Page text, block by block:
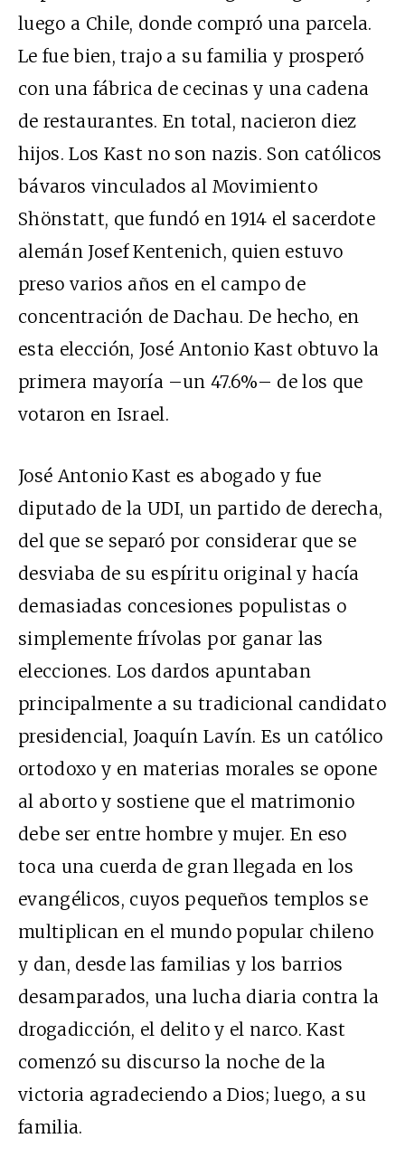
luego a Chile, donde compró una parcela.
Le fue bien, trajo a su familia y prosperó
con una fábrica de cecinas y una cadena
de restaurantes. En total, nacieron diez
hijos. Los Kast no son nazis. Son católicos
bávaros vinculados al Movimiento
Shönstatt, que fundó en 1914 el sacerdote
alemán Josef Kentenich, quien estuvo
preso varios años en el campo de
concentración de Dachau. De hecho, en
esta elección, José Antonio Kast obtuvo la
primera mayoría –un 47.6%– de los que
votaron en Israel.
José Antonio Kast es abogado y fue
diputado de la UDI, un partido de derecha,
del que se separó por considerar que se
desviaba de su espíritu original y hacía
demasiadas concesiones populistas o
simplemente frívolas por ganar las
elecciones. Los dardos apuntaban
principalmente a su tradicional candidato
presidencial, Joaquín Lavín. Es un católico
ortodoxo y en materias morales se opone
al aborto y sostiene que el matrimonio
debe ser entre hombre y mujer. En eso
toca una cuerda de gran llegada en los
evangélicos, cuyos pequeños templos se
multiplican en el mundo popular chileno
y dan, desde las familias y los barrios
desamparados, una lucha diaria contra la
drogadicción, el delito y el narco. Kast
comenzó su discurso la noche de la
victoria agradeciendo a Dios; luego, a su
familia.